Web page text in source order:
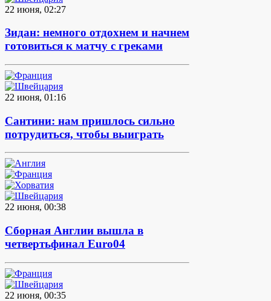
22 июня, 02:27
Зидан: немного отдохнем и начнем
готовиться к матчу с греками
22 июня, 01:16
Сантини: нам пришлось сильно
потрудиться, чтобы выиграть
22 июня, 00:38
Сборная Англии вышла в
четвертьфинал Euro04
22 июня, 00:35